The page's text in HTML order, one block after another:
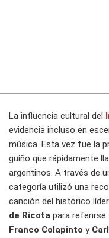
La influencia cultural del
evidencia incluso en
música. Esta vez fue la
guiño que rápidamente
argentinos. A través de
categoría utilizó una
canción del histórico
de Ricota para referirse
Franco Colapinto y